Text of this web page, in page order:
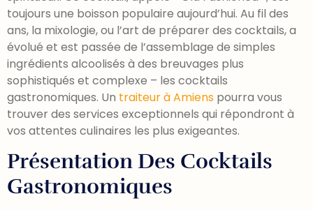
toujours une boisson populaire aujourd’hui. Au fil des
ans, la mixologie, ou l’art de préparer des cocktails, a
évolué et est passée de l’assemblage de simples
ingrédients alcoolisés à des breuvages plus
sophistiqués et complexe – les cocktails
gastronomiques. Un traiteur à Amiens pourra vous
trouver des services exceptionnels qui répondront à
vos attentes culinaires les plus exigeantes.
Présentation Des Cocktails
Gastronomiques